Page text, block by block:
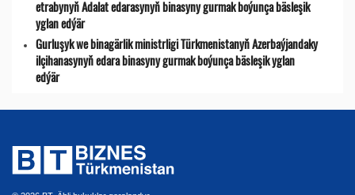
etrabynyň Adalat edarasynyň binasyny gurmak boýunça bäsleşik
yglan edýär
Gurluşyk we binagärlik ministrligi Türkmenistanyň Azerbaýjandaky
ilçihanasynyň edara binasyny gurmak boýunça bäsleşik yglan
edýär